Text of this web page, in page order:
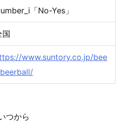
「No-Yes」
国
www.suntory.co.jp/bee
つから